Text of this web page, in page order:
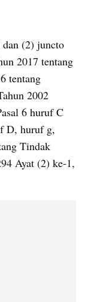
dan (2) juncto
2017 tentang
tentang
2002
6 huruf C
D, huruf g,
Tindak
Ayat (2) ke-1,